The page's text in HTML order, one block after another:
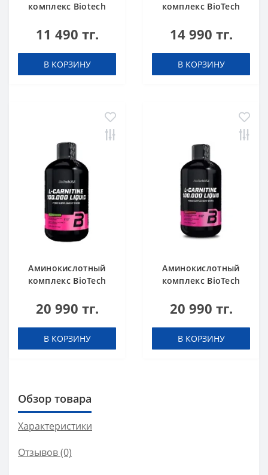
комплекс Biotech
Chrome 60 таблеток
11 490 тг.
В КОРЗИНУ
комплекс BioTech
Chrome concentrate
14 990 тг.
В КОРЗИНУ
Аминокислотный
комплекс BioTech
100.000 Apple 500 мл
20 990 тг.
В КОРЗИНУ
Аминокислотный
комплекс BioTech
100.000 Cherry 500
20 990 тг.
В КОРЗИНУ
Обзор товара
Характеристики
Отзывов (0)